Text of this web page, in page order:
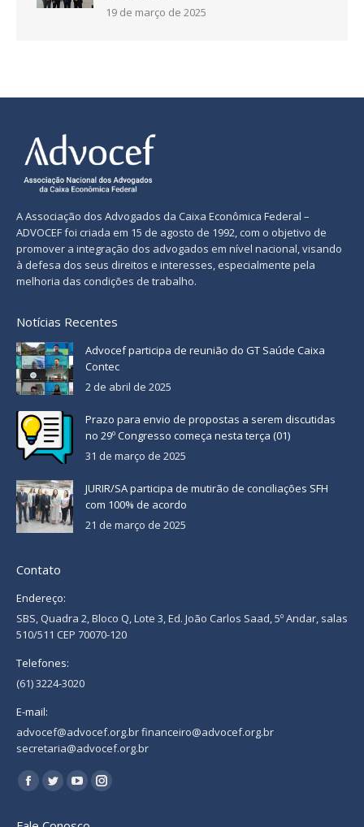
19 de março de 2025
A Associação dos Advogados da Caixa Econômica Federal –
ADVOCEF foi criada em 15 de agosto de 1992, com o objetivo de
promover a integração dos advogados em nível nacional, visando
à defesa dos seus direitos e interesses, especialmente pela
melhoria das condições de trabalho.
Notícias Recentes
Advocef participa de reunião do GT Saúde Caixa
Contec
2 de abril de 2025
Prazo para envio de propostas a serem discutidas
no 29º Congresso começa nesta terça (01)
31 de março de 2025
JURIR/SA participa de mutirão de conciliações SFH
com 100% de acordo
21 de março de 2025
Contato
Endereço:
SBS, Quadra 2, Bloco Q, Lote 3, Ed. João Carlos Saad, 5º Andar, salas
510/511 CEP 70070-120
Telefones:
(61) 3224-3020
E-mail:
advocef@advocef.org.br financeiro@advocef.org.br
secretaria@advocef.org.br
Encontre-nos em:
Facebook
TwitterYouTubeInstagram